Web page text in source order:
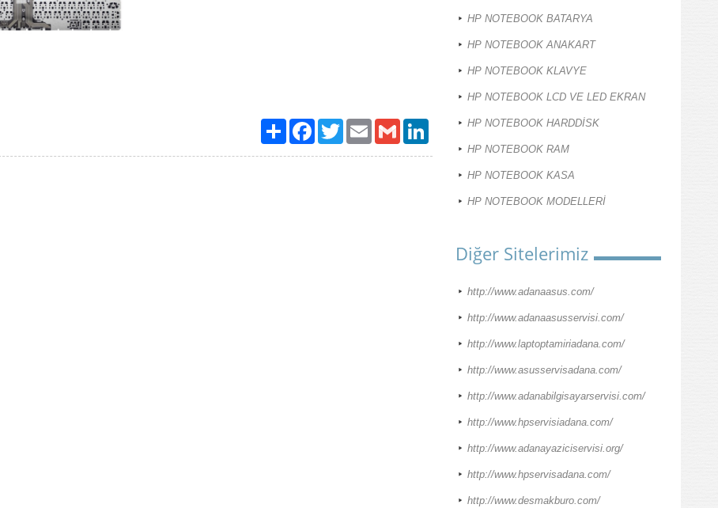
Paylaş FacebookTwitter Email Gmail LinkedIn
HP NOTEBOOK BATARYA
HP NOTEBOOK ANAKART
HP NOTEBOOK KLAVYE
HP NOTEBOOK LCD VE LED EKRAN
HP NOTEBOOK HARDDİSK
HP NOTEBOOK RAM
HP NOTEBOOK KASA
HP NOTEBOOK MODELLERİ
Diğer Sitelerimiz
http://www.adanaasus.com/
http://www.adanaasusservisi.com/
http://www.laptoptamiriadana.com/
http://www.asusservisadana.com/
http://www.adanabilgisayarservisi.com/
http://www.hpservisiadana.com/
http://www.adanayaziciservisi.org/
http://www.hpservisadana.com/
http://www.desmakburo.com/